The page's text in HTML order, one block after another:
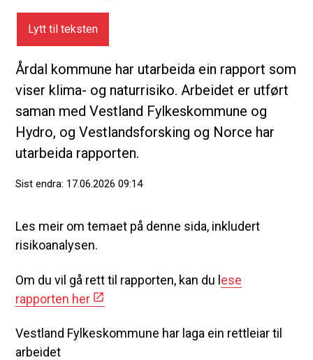
Lytt til teksten
Årdal kommune har utarbeida ein rapport som
viser klima- og naturrisiko. Arbeidet er utført
saman med Vestland Fylkeskommune og
Hydro, og Vestlandsforsking og Norce har
utarbeida rapporten.
Sist endra 17.06.2026 09:14
Les meir om temaet på denne sida, inkludert
risikoanalysen.
Om du vil gå rett til rapporten, kan du lese
rapporten her
Vestland Fylkeskommune har laga ein rettleiar til
arbeidet